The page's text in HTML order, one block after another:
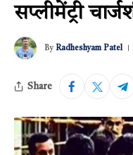
सप्लीमेंट्री
By Radheshyam Patel
Share